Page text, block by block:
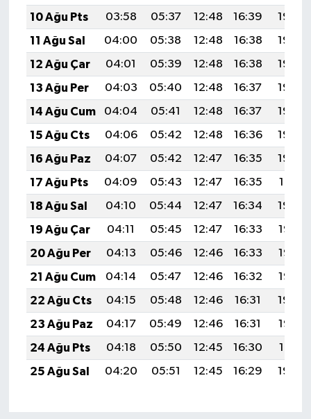
10 Ağu Pts
03:58 05:37 12:48 16:39
19:50
11 Ağu Sal
04:00 05:38 12:48 16:38
19:49
12 Ağu Çar
04:01 05:39 12:48 16:38
19:48
13 Ağu Per
04:03 05:40 12:48 16:37
19:46
14 Ağu Cum
04:04 05:41 12:48 16:37
19:45
15 Ağu Cts
04:06 05:42 12:48 16:36
19:44
16 Ağu Paz
04:07 05:42 12:47 16:35
19:42
17 Ağu Pts
04:09 05:43 12:47 16:35
19:41
18 Ağu Sal
04:10 05:44 12:47 16:34
19:39
19 Ağu Çar
04:11 05:45 12:47 16:33
19:38
20 Ağu Per
04:13 05:46 12:46 16:33
19:37
21 Ağu Cum
04:14 05:47 12:46 16:32
19:35
22 Ağu Cts
04:15 05:48 12:46 16:31
19:34
23 Ağu Paz
04:17 05:49 12:46 16:31
19:32
24 Ağu Pts
04:18 05:50 12:45 16:30
19:31
25 Ağu Sal
04:20 05:51 12:45 16:29 19:29
Teknoloji
Türkiye
Video Galeri
Yaşam
Yemek Tarifleri